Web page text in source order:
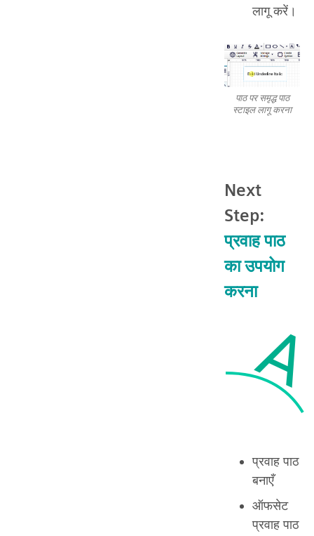
लागू करें।
पाठ पर समृद्ध पाठ
स्टाइल लागू करना
Next
Step:
प्रवाह पाठ
का उपयोग
करना
प्रवाह पाठ
बनाएँ
ऑफसेट
प्रवाह पाठ